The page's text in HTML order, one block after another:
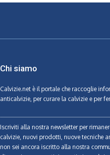
Chi siamo
Calvizie.netè il portale che raccoglie
anticalvizie, per curare la calvizie e per
Iscriviti alla nostra newsletter per
calvizie, nuovi prodotti, nuove tecniche
non sei ancora iscritto alla nostra